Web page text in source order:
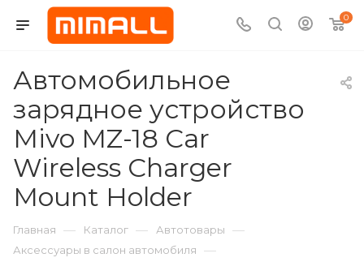
0
Автомобильное
зарядное устройство
Mivo MZ-18 Car
Wireless Charger
Mount Holder
Главная — Каталог — Автотовары —
Аксессуары в салон автомобиля —